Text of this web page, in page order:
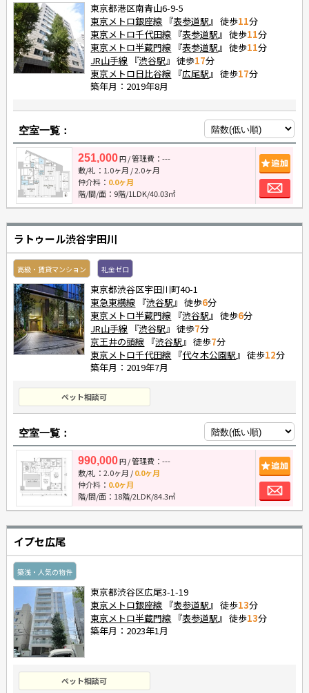
東京都港区南青山6-9-5
東京メトロ銀座線 『表参道駅 』 徒歩11分
東京メトロ千代田線 『表参道駅 』 徒歩11分
東京メトロ半蔵門線 『表参道駅 』 徒歩11分
JR山手線 『渋谷駅 』 徒歩17分
東京メトロ日比谷線 『広尾駅 』 徒歩17分
築年月：2019年8月
空室一覧：
251,000円/ 管理費：---
敷/礼： 1.0ヶ月 /2.0ヶ月
仲介料： 0.0ヶ月
階/間/面：9階/1LDK/40.03㎡
追
お
ラトゥール渋谷宇田川
高級・賃貸マンション 礼金ゼロ
東京都渋谷区宇田川町40-1
東急東横線 『渋谷駅 』 徒歩6分
東京メトロ半蔵門線 『渋谷駅 』 徒歩6分
JR山手線 『渋谷駅 』 徒歩7分
京王井の頭線 『渋谷駅 』 徒歩7分
東京メトロ千代田線 『代々木公園駅 』 徒歩12分
築年月：2019年7月
ペット相談可
空室一覧：
990,000円/ 管理費：---
敷/礼： 2.0ヶ月 /0.0ヶ月
仲介料： 0.0ヶ月
階/間/面：18階/2LDK/84.3㎡
追
お
イプセ広尾
築浅・人気の物件
東京都渋谷区広尾3-1-19
東京メトロ銀座線 『表参道駅 』 徒歩13分
東京メトロ半蔵門線 『表参道駅 』 徒歩13分
築年月：2023年1月
ペット相談可